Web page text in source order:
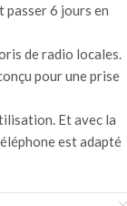
passer 6 jours en
de radio locales.
pour une prise
Et avec la
est adapté